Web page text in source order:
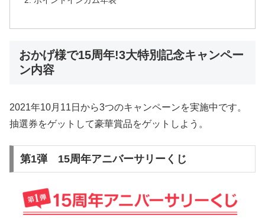
おかげ様で15周年!3大特別記念キャンペー
ン内容
2021年10月11日から3つのキャンペーンを実施中です。
抽選券をゲットして豪華賞品をゲットしよう。
第1弾 15周年アニバーサリーくじ